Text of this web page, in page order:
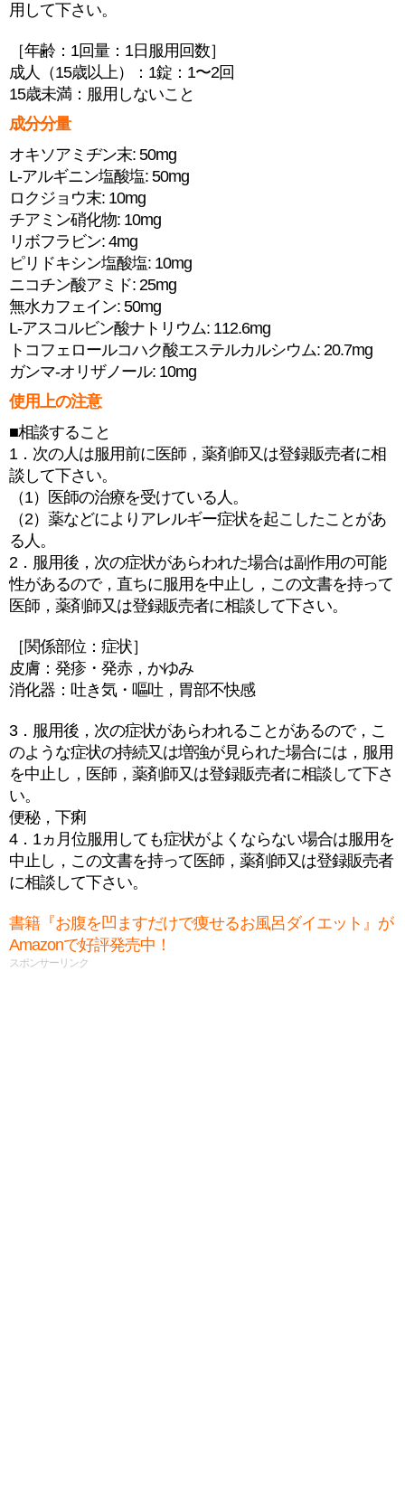
用して下さい。
［年齢：1回量：1日服用回数］
成人（15歳以上）：1錠：1〜2回
15歳未満：服用しないこと
成分分量
オキソアミヂン末: 50mg
L-アルギニン塩酸塩: 50mg
ロクジョウ末: 10mg
チアミン硝化物: 10mg
リボフラビン: 4mg
ピリドキシン塩酸塩: 10mg
ニコチン酸アミド: 25mg
無水カフェイン: 50mg
L-アスコルビン酸ナトリウム: 112.6mg
トコフェロールコハク酸エステルカルシウム: 20.7mg
ガンマ-オリザノール: 10mg
使用上の注意
■相談すること
1．次の人は服用前に医師，薬剤師又は登録販売者に相
談して下さい。
（1）医師の治療を受けている人。
（2）薬などによりアレルギー症状を起こしたことがあ
る人。
2．服用後，次の症状があらわれた場合は副作用の可能
性があるので，直ちに服用を中止し，この文書を持って
医師，薬剤師又は登録販売者に相談して下さい。
［関係部位：症状］
皮膚：発疹・発赤，かゆみ
消化器：吐き気・嘔吐，胃部不快感
3．服用後，次の症状があらわれることがあるので，こ
のような症状の持続又は増強が見られた場合には，服用
を中止し，医師，薬剤師又は登録販売者に相談して下さ
い。
便秘，下痢
4．1ヵ月位服用しても症状がよくならない場合は服用を
中止し，この文書を持って医師，薬剤師又は登録販売者
に相談して下さい。
書籍『お腹を凹ますだけで痩せるお風呂ダイエット』が
Amazonで好評発売中！
スポンサーリンク